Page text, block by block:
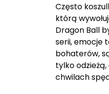
Często
którą
Dragon Ball
serii, emocje
bohaterów,
tylko
chwilach